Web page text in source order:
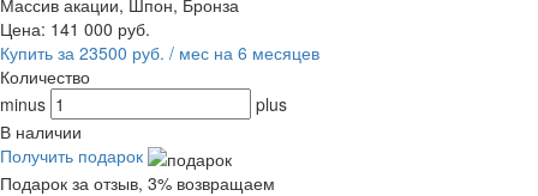
Массив акации, Шпон, Бронза
Цена: 141 000 руб.
Купить за 23500 руб. / мес на 6 месяцев
Количество
minus
plus
В наличии
Получить подарок
Подарок за отзыв, 3% возвращаем